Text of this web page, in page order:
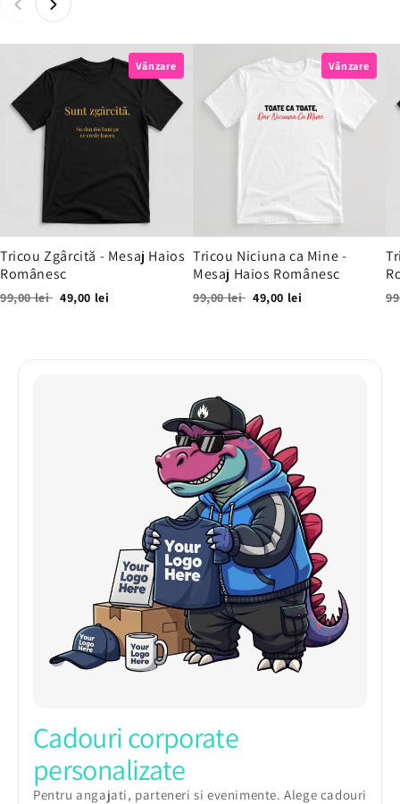
Vânzare
Tricou Zgârcită - Mesaj Haios
Românesc
99,00 lei 49,00 lei
Vânzare
Tricou Niciuna ca Mine -
Mesaj Haios Românesc
99,00 lei 49,00 lei
Cadouri corporate
personalizate
Pentru angajati, parteneri si evenimente. Alege cadouri